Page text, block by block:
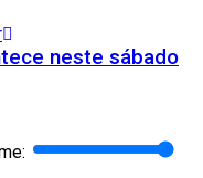
neste sábado